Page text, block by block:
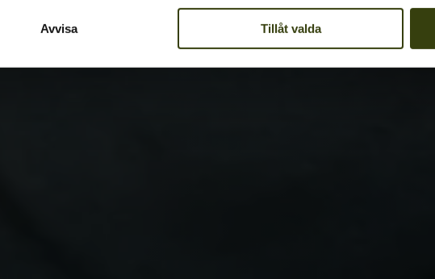
Avvisa Tillåt valda